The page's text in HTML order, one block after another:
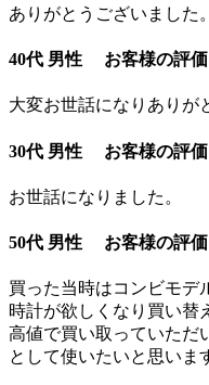
ありがとうございました。
40代 男性 お客様の評価
大変お世話になりありが
30代 男性 お客様の評価
お世話になりました。
50代 男性 お客様の評価
買った当時はコンビモデ
時計が欲しくなり買い替
高値で買い取っていただ
として使いたいと思いま